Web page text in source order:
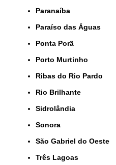
Paranaíba
Paraíso das Águas
Ponta Porã
Porto Murtinho
Ribas do Rio Pardo
Rio Brilhante
Sidrolândia
Sonora
São Gabriel do Oeste
Três Lagoas